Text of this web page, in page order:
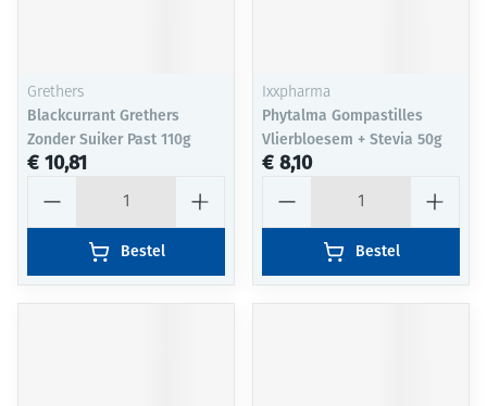
Grethers
Blackcurrant Grethers
Zonder Suiker Past 110g
€ 10,81
Bestel
Ixxpharma
Phytalma Gompastilles
Vlierbloesem + Stevia 50g
€ 8,10
Bestel